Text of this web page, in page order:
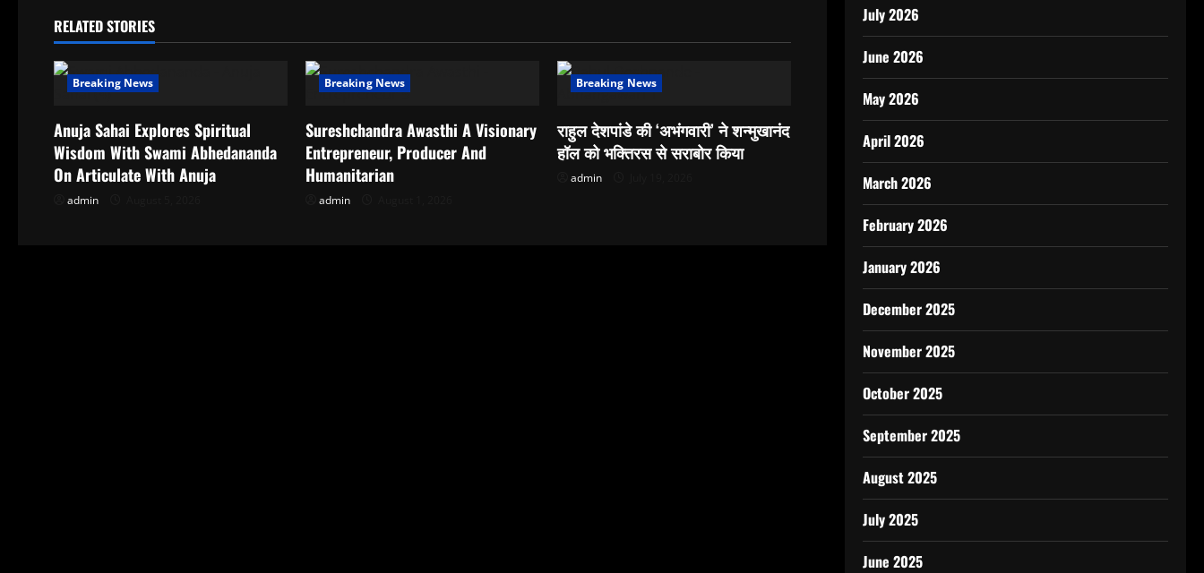
n
a
i
g
RELATED STORIES
Breaking News
Anuja Sahai Explores Spiritual
Wisdom With Swami Abhedananda
On Articulate With Anuja
admin
Breaking News
Sureshchandra Awasthi A Visionary
Entrepreneur, Producer And
Humanitarian
admin
Breaking News
राहुल देशपांडे की ‘अभंगवारी’ ने शन्मुखानंद
हॉल को भक्तिरस से सराबोर किया
admin
July 2026
June 2026
May 2026
April 2026
March 2026
February 2026
January 2026
December 2025
November 2025
October 2025
September 2025
August 2025
July 2025
June 2025